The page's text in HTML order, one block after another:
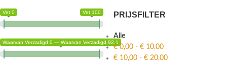
Vet 0 Vet 100
Waarvan Verzadigd 0 — Waarvan Verzadigd 92.1
PRIJSFILTER
Alle
€0,00 - € 10,00
€ 10,00 - € 20,00